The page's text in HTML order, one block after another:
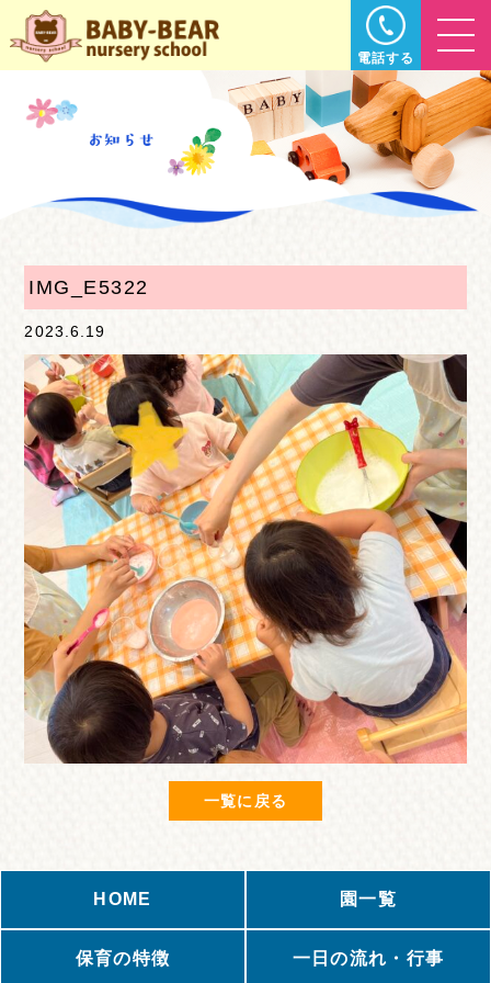
電話する
IMG_E5322
2023.6.19
一覧に戻る
HOME 園一覧
保育の特徴 一日の流れ・行事